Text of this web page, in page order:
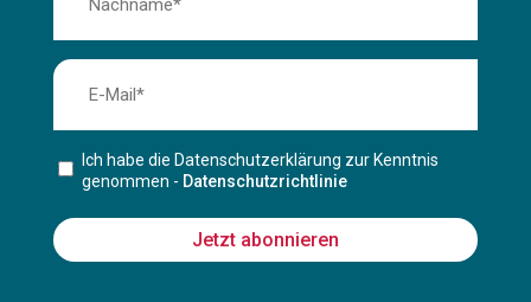
Ich habe die Datenschutzerklärung zur Kenntnis
genommen - Datenschutzrichtlinie
Jetzt abonnieren